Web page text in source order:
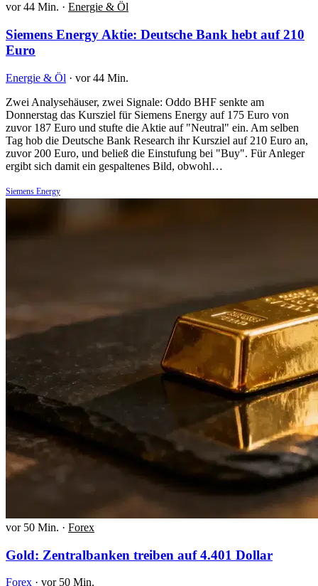
vor 44 Min. · Energie & Öl
Siemens Energy Aktie: Deutsche Bank hebt auf 210
Euro
Energie & Öl · vor 44 Min.
Zwei Analysehäuser, zwei Signale: Oddo BHF senkte am
Donnerstag das Kursziel für Siemens Energy auf 175 Euro von
zuvor 187 Euro und stufte die Aktie auf "Neutral" ein. Am selben
Tag hob die Deutsche Bank Research ihr Kursziel auf 210 Euro an,
zuvor 200 Euro, und beließ die Einstufung bei "Buy". Für Anleger
ergibt sich damit ein gespaltenes Bild, obwohl…
Siemens Energy
vor 50 Min. · Forex
Gold: Zentralbanken treiben auf 4.401 Dollar
Forex · vor 50 Min.